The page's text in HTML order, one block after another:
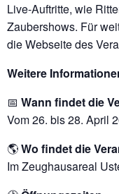
Live-Auftritte, wie
Zaubershows. Für
die Webseite des
Weitere
📅 Wann findet die
Vom 26. bis 28. April
🌎Wo findet die
Im Zeughausareal